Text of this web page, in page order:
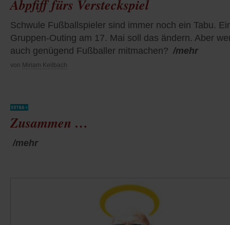
Abpfiff fürs Versteckspiel
Schwule Fußballspieler sind immer noch ein Tabu.
Gruppen-Outing am 17. Mai soll das ändern. Aber
auch genügend Fußballer mitmachen? /mehr
von Miriam Keilbach
Zusammen …
/mehr